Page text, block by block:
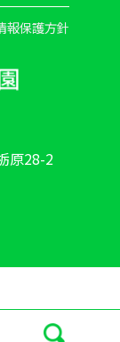
報保護方針
原28-2